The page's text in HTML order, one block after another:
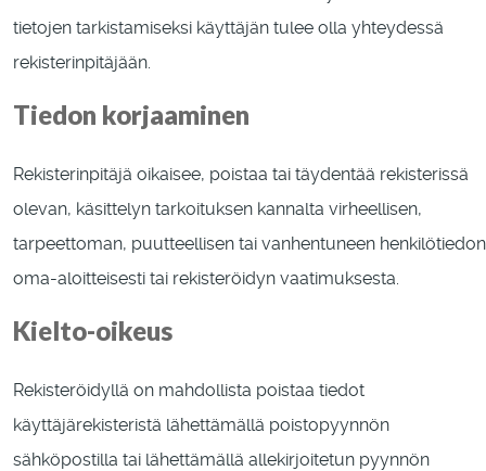
tietojen tarkistamiseksi käyttäjän tulee olla yhteydessä
rekisterinpitäjään.
Tiedon korjaaminen
Rekisterinpitäjä oikaisee, poistaa tai täydentää rekisterissä
olevan, käsittelyn tarkoituksen kannalta virheellisen,
tarpeettoman, puutteellisen tai vanhentuneen henkilötiedon
oma-aloitteisesti tai rekisteröidyn vaatimuksesta.
Kielto-oikeus
Rekisteröidyllä on mahdollista poistaa tiedot
käyttäjärekisteristä lähettämällä poistopyynnön
sähköpostilla tai lähettämällä allekirjoitetun pyynnön